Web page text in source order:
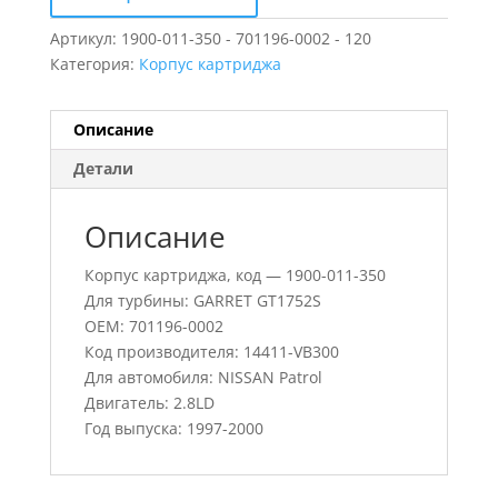
Артикул: 1900-011-350 - 701196-0002 - 120
Категория: Корпус картриджа
Описание
Детали
Описание
Корпус картриджа, код — 1900-011-350
Для турбины: GARRET GT1752S
OEM: 701196-0002
Код производителя: 14411-VB300
Для автомобиля: NISSAN Patrol
Двигатель: 2.8LD
Год выпуска: 1997-2000